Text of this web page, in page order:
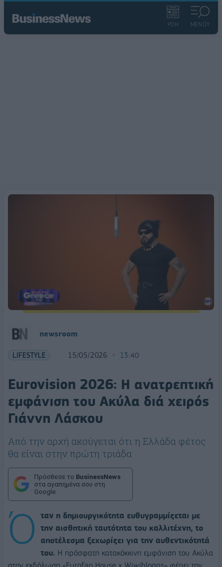
ΡΟΗ ΜΕΝΟΥ
newsroom
LIFESTYLE 15/05/2026 13:40
Eurovision 2026: Η ανατρεπτική
εμφάνιση του Ακύλα διά χειρός
Γιάννη Λάσκου
Από την αρχή ακούγεται ότι η Ελλάδα φέτος
θα είναι στην πρώτη τριάδα
Πρόσθεσε το BusinessNews
στα αγαπημένα σου στη
Google
Ό
ταν η δημιουργικότητα ευθυγραμμίζεται με
την αισθητική ταυτότητα του καλλιτέχνη, το
αποτέλεσμα ξεχωρίζει για την αυθεντικότητά
του. Η πρόσφατη κατακόκκινη εμφάνιση του Ακύλα